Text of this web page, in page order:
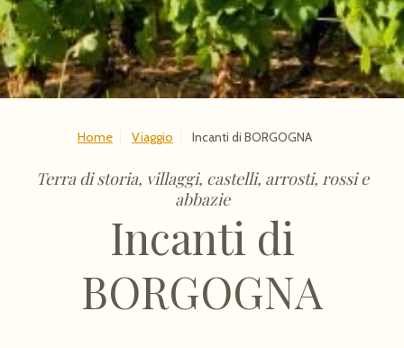
Home Viaggio Incanti di BORGOGNA
Terra di storia, villaggi, castelli, arrosti, rossi e
abbazie
Incanti di
BORGOGNA